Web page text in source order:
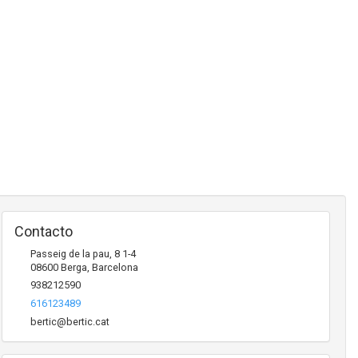
Contacto
Passeig de la pau, 8 1-4
08600 Berga, Barcelona
938212590
616123489
bertic@bertic.cat